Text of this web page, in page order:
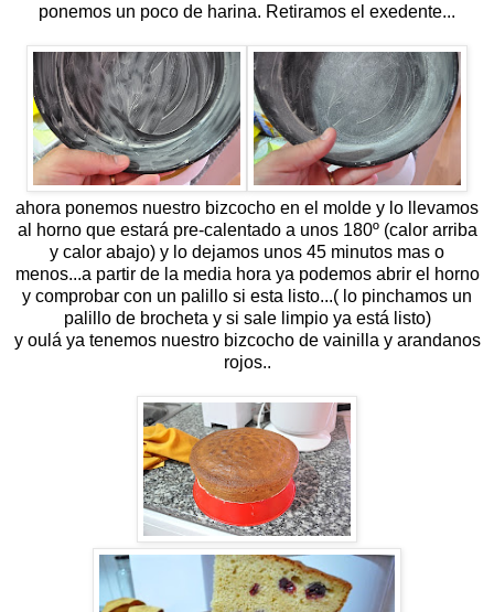
ponemos un poco de harina. Retiramos el exedente...
ahora ponemos nuestro bizcocho en el molde y lo llevamos
al horno que estará pre-calentado a unos 180º (calor arriba
y calor abajo) y lo dejamos unos 45 minutos mas o
menos...a partir de la media hora ya podemos abrir el horno
y comprobar con un palillo si esta listo...( lo pinchamos un
palillo de brocheta y si sale limpio ya está listo)
y oulá ya tenemos nuestro bizcocho de vainilla y arandanos
rojos..